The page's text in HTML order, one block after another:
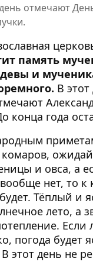
отмечают
память
и
В этот
конца года
комаров,
и овса, а
нет, то к
Тёплый и
лето, а
Если
погода будет
этот день не